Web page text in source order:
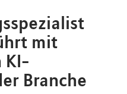
mit
KI-
Branche